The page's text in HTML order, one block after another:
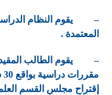
– يقوم النظام
المعتمدة .
– يقوم الطالب المقيد
ﺇقتراح مجلس القسم